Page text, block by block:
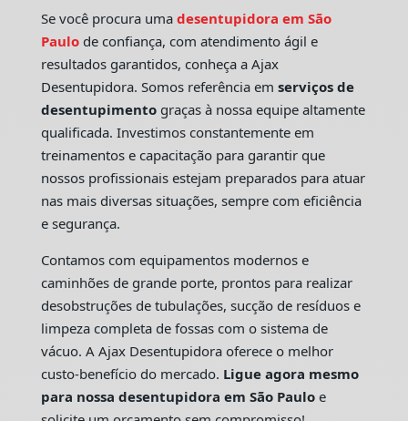
Se você procura uma desentupidora em São
Paulo de confiança, com atendimento ágil e
resultados garantidos, conheça a Ajax
Desentupidora. Somos referência em serviços de
desentupimentograças à nossa equipe altamente
qualificada. Investimos constantemente em
treinamentos e capacitação para garantir que
nossos profissionais estejam preparados para atuar
nas mais diversas situações, sempre com eficiência
e segurança.
Contamos com equipamentos modernos e
caminhões de grande porte, prontos para realizar
desobstruções de tubulações, sucção de resíduos e
limpeza completa de fossas com o sistema de
vácuo. A Ajax Desentupidora oferece o melhor
custo-benefício do mercado. Ligue agora mesmo
para nossa desentupidora em São Pauloe